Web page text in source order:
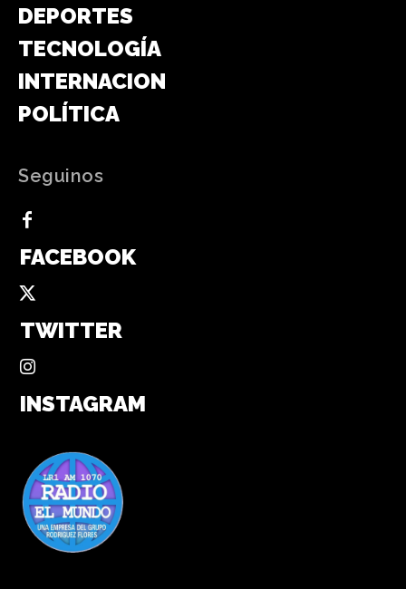
DEPORTES
TECNOLOGÍA
INTERNACIONAL
POLÍTICA
Seguinos
FACEBOOK
TWITTER
INSTAGRAM